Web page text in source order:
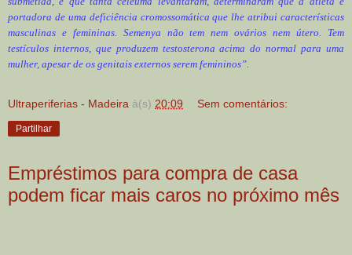
portadora de uma deficiência cromossomática que lhe atribui características
masculinas e femininas. Semenya não tem nem ovários nem útero. Tem
testículos internos, que produzem testosterona acima do normal para uma
mulher, apesar de os genitais externos serem femininos”.
Ultraperiferias - Madeira à(s) 20:09 Sem comentários:
Partilhar
Empréstimos para compra de casa
podem ficar mais caros no próximo mês